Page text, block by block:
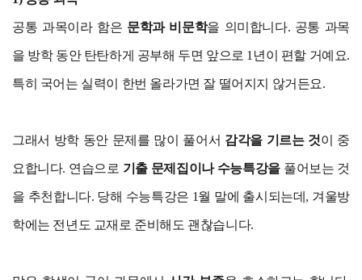
공통 과목이라 함은 문학과 비문학을 의미합니다. 공통 과목
을 방학 동안 탄탄하게 공부해 두면 앞으로 1년이 편할 거예요.
특히 국어는 실력이 한번 올라가면 잘 떨어지지 않거든요.
그래서 방학 동안 문제를 많이 풀어서 감각을 기르는 것이 중
요합니다. 연습으로 기출 문제집이나 수능특강을풀어보는 것
을 추천합니다. 당해 수능특강은 1월 말에 출시되는데, 겨울방
학에는 전년도 교재로 준비해도 괜찮습니다.